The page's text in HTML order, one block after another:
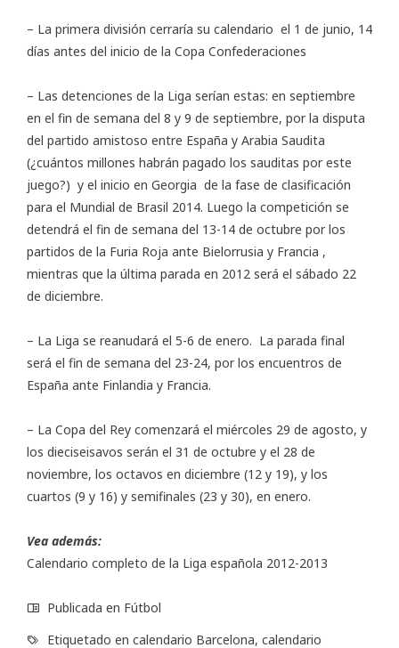
– La primera división cerraría su calendario el 1 de junio, 14
días antes del inicio de la Copa Confederaciones
– Las detenciones de la Liga serían estas: en septiembre
en el fin de semana del 8 y 9 de septiembre, por la disputa
del partido amistoso entre España y Arabia Saudita
(¿cuántos millones habrán pagado los sauditas por este
juego?) y el inicio en Georgia de la fase de clasificación
para el Mundial de Brasil 2014. Luego la competición se
detendrá el fin de semana del 13-14 de octubre por los
partidos de la Furia Roja ante Bielorrusia y Francia ,
mientras que la última parada en 2012 será el sábado 22
de diciembre.
– La Liga se reanudará el 5-6 de enero. La parada final
será el fin de semana del 23-24, por los encuentros de
España ante Finlandia y Francia.
– La Copa del Rey comenzará el miércoles 29 de agosto, y
los dieciseisavos serán el 31 de octubre y el 28 de
noviembre, los octavos en diciembre (12 y 19), y los
cuartos (9 y 16) y semifinales (23 y 30), en enero.
Vea además:
Calendario completo de la Liga española 2012-2013
Publicada en Fútbol
Etiquetado en calendario Barcelona, calendario